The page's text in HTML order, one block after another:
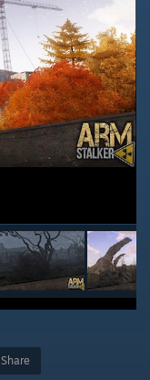
Share